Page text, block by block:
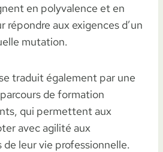
en polyvalence et en
répondre aux exigences d’un
mutation.
traduit également par une
de formation
qui permettent aux
avec agilité aux
leur vie professionnelle.